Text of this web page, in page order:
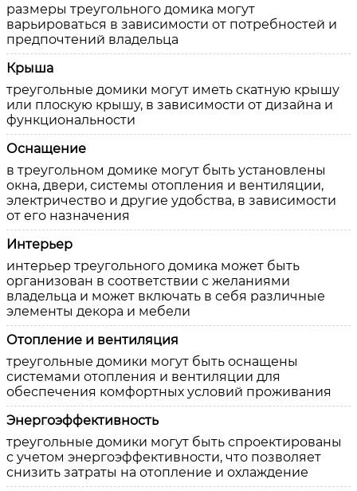
размеры треугольного домика могут
варьироваться в зависимости от потребностей и
предпочтений владельца
Крыша
треугольные домики могут иметь скатную крышу
или плоскую крышу, в зависимости от дизайна и
функциональности
Оснащение
в треугольном домике могут быть установлены
окна, двери, системы отопления и вентиляции,
электричество и другие удобства, в зависимости
от его назначения
Интерьер
интерьер треугольного домика может быть
организован в соответствии с желаниями
владельца и может включать в себя различные
элементы декора и мебели
Отопление и вентиляция
треугольные домики могут быть оснащены
системами отопления и вентиляции для
обеспечения комфортных условий проживания
Энергоэффективность
треугольные домики могут быть спроектированы
с учетом энергоэффективности, что позволяет
снизить затраты на отопление и охлаждение